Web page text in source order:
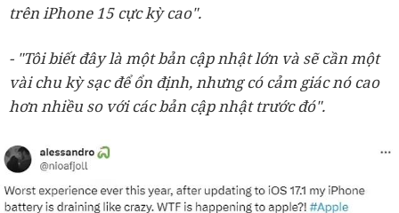
trên iPhone 15 cực kỳ cao".
- "Tôi biết đây là một bản cập nhật lớn và sẽ cần một
vài chu kỳ sạc để ổn định, nhưng có cảm giác nó cao
hơn nhiều so với các bản cập nhật trước đó".